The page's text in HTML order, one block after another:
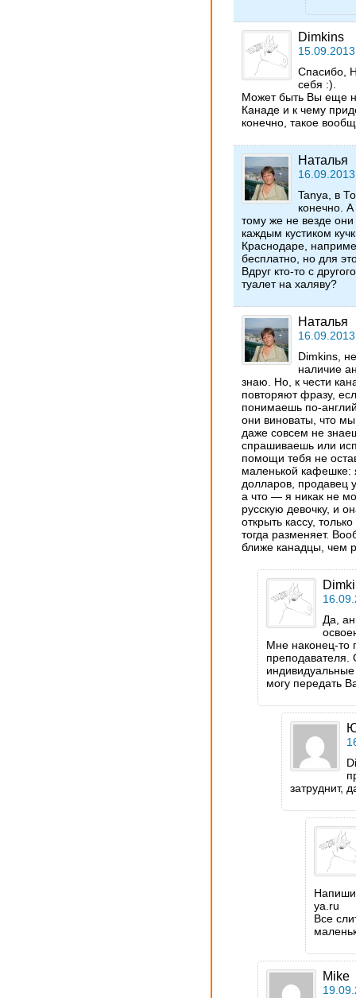
Dimkins
Спасибо,
себя :).
Может быть Вы еще
Канаде и к чему
конечно, такое
Наталья
Tanya, в
конечно.
тому же не везде
каждым кустиком
Краснодаре,
бесплатно, но для
Вдруг кто-то с
туалет на халяву?
Наталья
Dimkins,
наличие
знаю. Но, к чести
повторяют фразу,
понимаешь по-
они виноваты, что
даже совсем не
спрашиваешь или
помощи тебя не
маленькой кафешке:
долларов, продавец
а что — я никак не
русскую девочку, и
открыть кассу,
тогда разменяет.
ближе канадцы, чем
Да,
Мне наконец-то
преподавателя.
могу передать
затруднит,
ya.ru
Все
Mike